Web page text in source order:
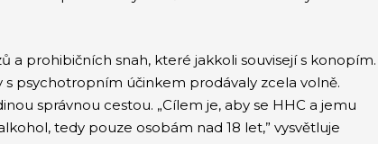
prohibičních snah, které jakkoli souvisejí s konopím.
psychotropním účinkem prodávaly zcela volně.
správnou cestou. „Cílem je, aby se HHC a jemu
tedy pouze osobám nad 18 let,” vysvětluje